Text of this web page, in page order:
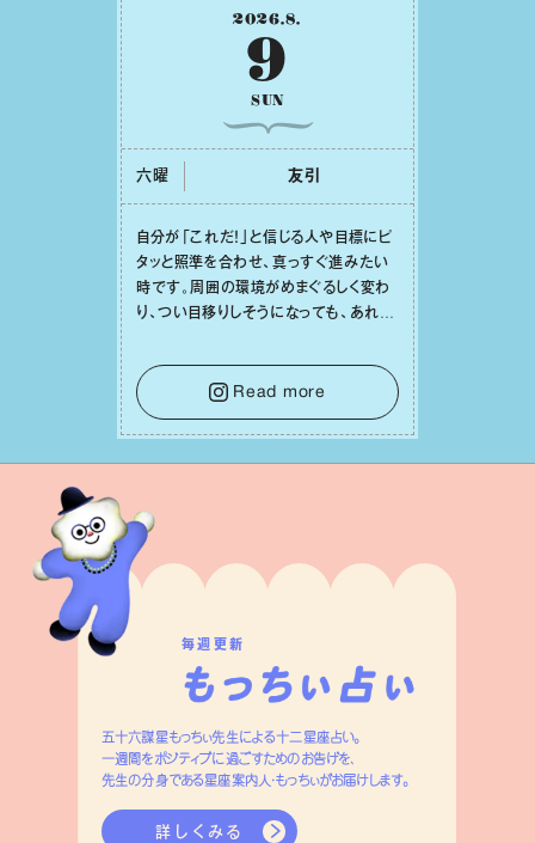
2026.8.
9
SUN
六曜 友引
⾃分が「これだ！」と信じる⼈や⽬標にピ
タッと照準を合わせ、真っすぐ進みたい
時です。周囲の環境がめまぐるしく変わ
り、つい⽬移りしそうになっても、あれこ
をそっと⼿放し、⽬の前のことに集中しま
しょう。そのブレない決意が、あなたにと
って有意義で安定した成果を引き寄せま
す。
Read more
毎週更新
五十六謀星もっちぃ先生による十二星座占い。
一週間をポジティブに過ごすためのお告げを、
先生の分身である星座案内人・もっちぃがお届けします。
詳しくみる